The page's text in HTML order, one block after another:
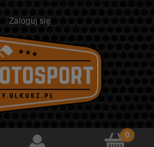
Zaloguj się